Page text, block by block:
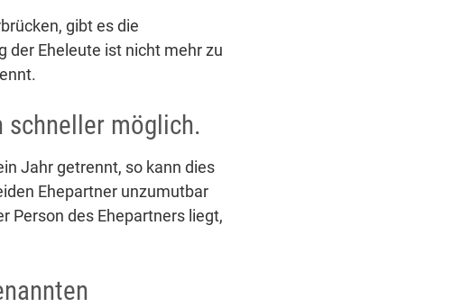
gibt es die
der Eheleute ist nicht mehr zu
schneller möglich.
Jahr getrennt, so kann dies
Ehepartner unzumutbar
Person des Ehepartners liegt,